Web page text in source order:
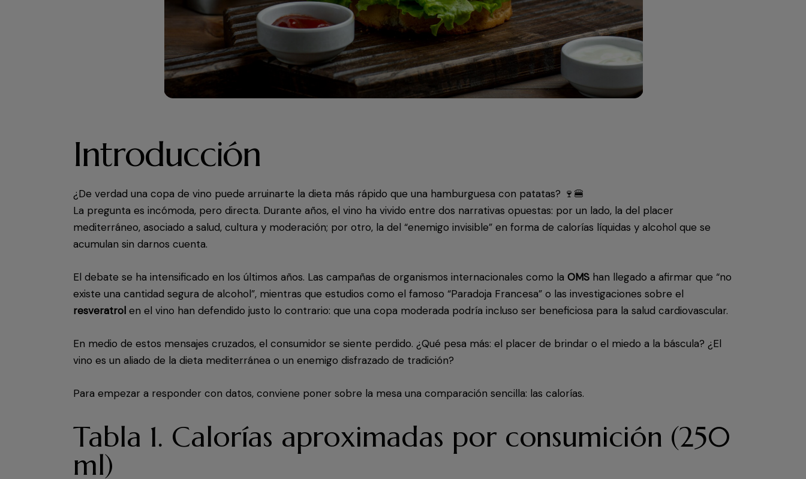
Introducción
¿De verdad una copa de vino puede arruinarte la dieta más rápido que una hamburguesa con patatas? 🍷🍔
La pregunta es incómoda, pero directa. Durante años, el vino ha vivido entre dos narrativas opuestas: por un lado, la del placer
mediterráneo, asociado a salud, cultura y moderación; por otro, la del “enemigo invisible” en forma de calorías líquidas y alcohol que se
acumulan sin darnos cuenta.
El debate se ha intensificado en los últimos años. Las campañas de organismos internacionales como la OMS han llegado a afirmar que “no
existe una cantidad segura de alcohol”, mientras que estudios como el famoso “Paradoja Francesa” o las investigaciones sobre el
resveratrol en el vino han defendido justo lo contrario: que una copa moderada podría incluso ser beneficiosa para la salud cardiovascular.
En medio de estos mensajes cruzados, el consumidor se siente perdido. ¿Qué pesa más: el placer de brindar o el miedo a la báscula? ¿El
vino es un aliado de la dieta mediterránea o un enemigo disfrazado de tradición?
Para empezar a responder con datos, conviene poner sobre la mesa una comparación sencilla: las calorías.
Tabla 1. Calorías aproximadas por consumición (250
ml)